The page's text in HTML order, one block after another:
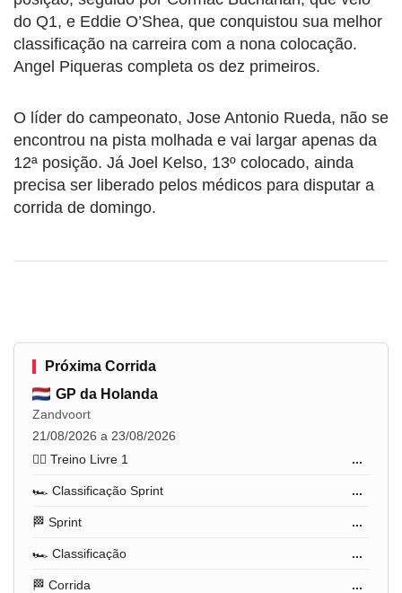
do Q1, e Eddie O’Shea, que conquistou sua melhor
classificação na carreira com a nona colocação.
Angel Piqueras completa os dez primeiros.
O líder do campeonato, Jose Antonio Rueda, não se
encontrou na pista molhada e vai largar apenas da
12ª posição. Já Joel Kelso, 13º colocado, ainda
precisa ser liberado pelos médicos para disputar a
corrida de domingo.
Próxima Corrida
GP da Holanda
Zandvoort
21/08/2026 a 23/08/2026
🏋️‍♂️ Treino Livre 1
...
🏎️ Classificação Sprint ...
🏁 Sprint ...
🏎️ Classificação ...
🏁 Corrida ...